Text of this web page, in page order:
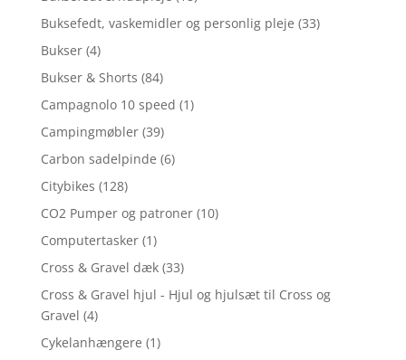
Buksefedt, vaskemidler og personlig pleje (33)
Bukser (4)
Bukser & Shorts (84)
Campagnolo 10 speed (1)
Campingmøbler (39)
Carbon sadelpinde (6)
Citybikes (128)
CO2 Pumper og patroner (10)
Computertasker (1)
Cross & Gravel dæk (33)
Cross & Gravel hjul - Hjul og hjulsæt til Cross og
Gravel (4)
Cykelanhængere (1)